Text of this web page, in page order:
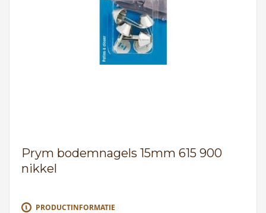
Prym bodemnagels 15mm 615 900
nikkel
PRODUCTINFORMATIE